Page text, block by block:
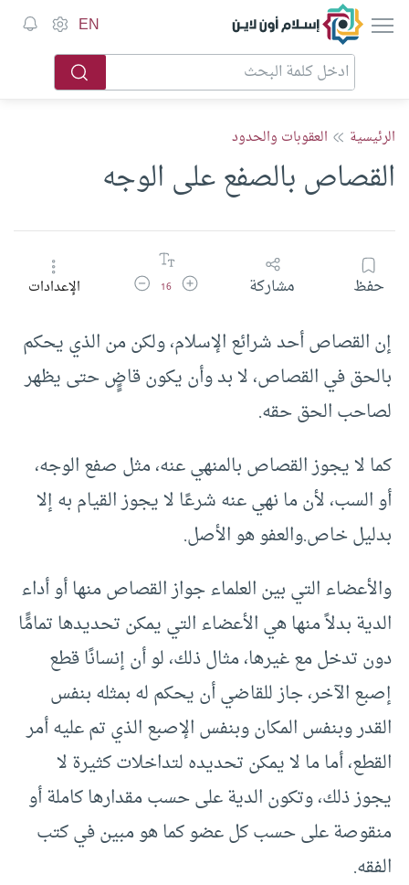
إسلام أون لاين EN
الرئيسية العقوبات والحدود
القصاص بالصفع على الوجه
حفظ مشاركة زيادة حجم الخط
16 تقليل حجم الخطالإعدادات
إن القصاص أحد شرائع الإسلام، ولكن من الذي يحكم
بالحق في القصاص، لا بد وأن يكون قاضٍٍ حتى يظهر
لصاحب الحق حقه.
كما لا يجوز القصاص بالمنهي عنه، مثل صفع الوجه،
أو السب، لأن ما نهي عنه شرعًا لا يجوز القيام به إلا
بدليل خاص.والعفو هو الأصل.
والأعضاء التي بين العلماء جواز القصاص منها أو أداء
الدية بدلاً منها هي الأعضاء التي يمكن تحديدها تمامًًا
دون تدخل مع غيرها، مثال ذلك، لو أن إنسانًا قطع
إصبع الآخر، جاز للقاضي أن يحكم له بمثله بنفس
القدر وبنفس المكان وبنفس الإصبع الذي تم عليه أمر
القطع، أما ما لا يمكن تحديده لتداخلات كثيرة لا
يجوز ذلك، وتكون الدية على حسب مقدارها كاملة أو
منقوصة على حسب كل عضو كما هو مبين في كتب
الفقه.